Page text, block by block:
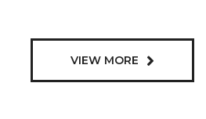
VIEW MORE